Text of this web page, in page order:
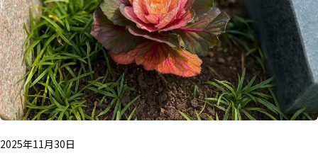
2025年11月30日